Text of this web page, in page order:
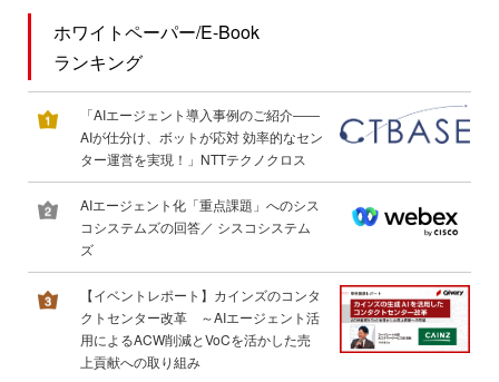
ホワイトペーパー/E-Book
ランキング
「AIエージェント導入事例のご紹介――
AIが仕分け、ボットが応対 効率的なセン
ター運営を実現！」NTTテクノクロス
AIエージェント化「重点課題」へのシス
コシステムズの回答／ シスコシステム
ズ
【イベントレポート】カインズのコンタ
クトセンター改革 ～AIエージェント活
用によるACW削減とVoCを活かした売
上貢献への取り組み